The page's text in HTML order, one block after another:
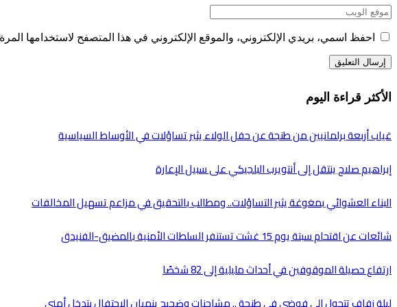
احفظ اسمي، بريدي الإلكتروني، والموقع الإلكتروني في هذا المتصفح لاستخدامها
الأكثر قراءة اليوم
غياب أربعة برلمانيين من طنجة عن حفل الولاء يثير تساؤلات في الأوساط السياسية
إبراهيم صلاح ينتقل إلى أنتويرب البلجيكي على سبيل الإعارة
البناء العشوائي بمغوغة يثير التساؤلات.. ومطالب بالتحقيق في مزاعم تسهيل المخالفات
شائعات عن اقتحام سبتة يوم 15 غشت تستنفر السلطات الأمنية بالمضيق-الفنيدق
ارتفاع حصيلة الموقوفين في أحداث مليلية إلى 82 شخصًا